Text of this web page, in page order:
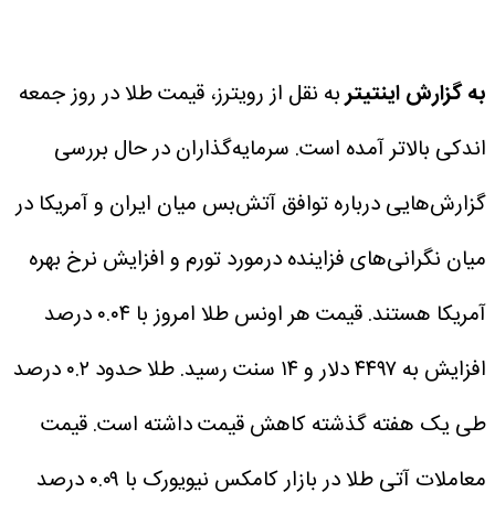
به گزارش اینتیتربه نقل از رویترز، قیمت طلا در روز جمعه
اندکی بالاتر آمده است. سرمایه‌گذاران در حال بررسی
گزارش‌هایی درباره توافق آتش‌بس میان ایران و آمریکا در
میان نگرانی‌های فزاینده درمورد تورم و افزایش نرخ بهره
آمریکا هستند.
قیمت هر اونس طلا امروز با ۰.۰۴ درصد
افزایش به ۴۴۹۷ دلار و ۱۴ سنت رسید. طلا حدود ۰.۲ درصد
طی یک هفته گذشته کاهش قیمت داشته است. قیمت
معاملات آتی طلا در بازار کامکس نیویورک با ۰.۰۹ درصد